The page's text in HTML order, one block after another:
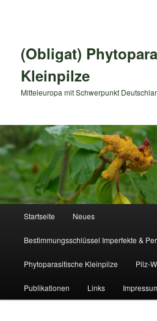
(Obligat)
Kleinpilze
Mitteleuropa mit Schwerpunkt
Startseite Neues
Bestimmungsschlüssel Imperfekte &
Phytoparasitische Kleinpilze Pilz-
Publikationen Links